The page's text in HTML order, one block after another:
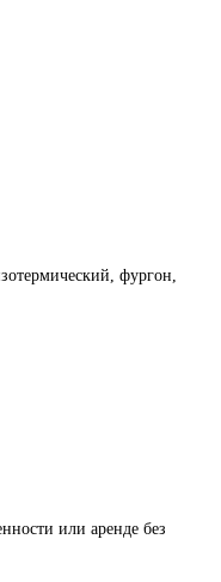
фургон,
или аренде без